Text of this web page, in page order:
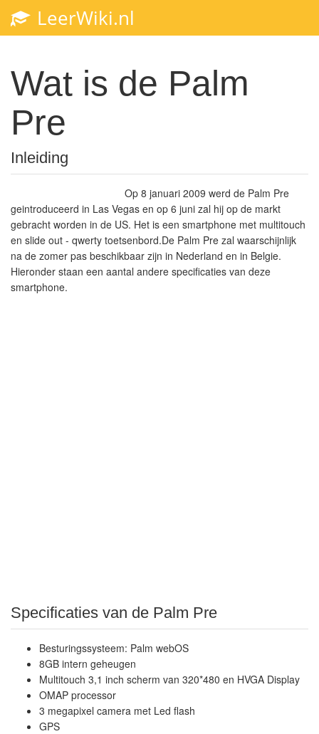
LeerWiki.nl
Wat is de Palm
Pre
Inleiding
Op 8 januari 2009 werd de Palm Pre
geintroduceerd in Las Vegas en op 6 juni zal hij op de markt
gebracht worden in de US. Het is een smartphone met multitouch
en slide out - qwerty toetsenbord.De Palm Pre zal waarschijnlijk
na de zomer pas beschikbaar zijn in Nederland en in Belgie.
Hieronder staan een aantal andere specificaties van deze
smartphone.
Specificaties van de Palm Pre
Besturingssysteem: Palm webOS
8GB intern geheugen
Multitouch 3,1 inch scherm van 320*480 en HVGA Display
OMAP processor
3 megapixel camera met Led flash
GPS